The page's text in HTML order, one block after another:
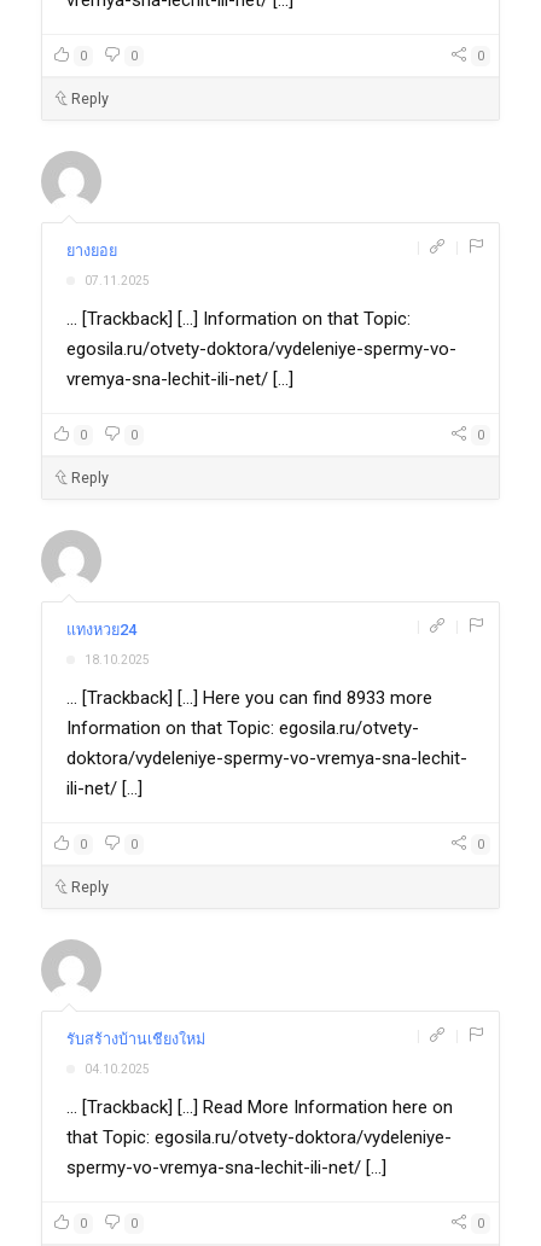
0 0 0
Reply
ยางยอย
07.11.2025
... [Trackback] [...] Information on that Topic:
egosila.ru/otvety-doktora/vydeleniye-spermy-vo-
vremya-sna-lechit-ili-net/ [...]
0 0 0
Reply
แทงหวย24
18.10.2025
... [Trackback] [...] Here you can find 8933 more
Information on that Topic: egosila.ru/otvety-
doktora/vydeleniye-spermy-vo-vremya-sna-lechit-
ili-net/ [...]
0 0 0
Reply
รับสร้างบ้านเชียงใหม่
04.10.2025
... [Trackback] [...] Read More Information here on
that Topic: egosila.ru/otvety-doktora/vydeleniye-
spermy-vo-vremya-sna-lechit-ili-net/ [...]
0 0 0